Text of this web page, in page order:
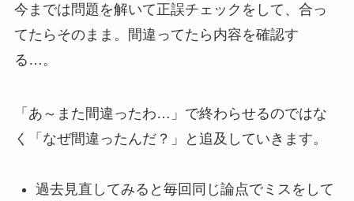
今までは問題を解いて正誤チェックをして、合っ
てたらそのまま。間違ってたら内容を確認す
る…。
「あ～また間違ったわ…」で終わらせるのではな
く「なぜ間違ったんだ？」と追及していきます。
過去見直してみると毎回同じ論点でミスをして